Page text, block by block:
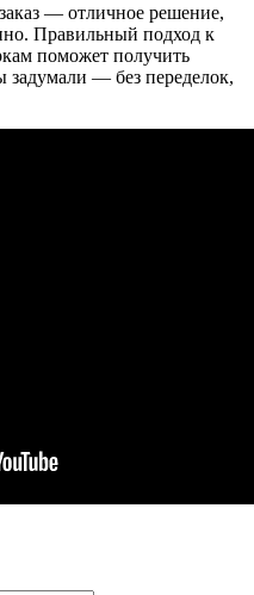
— отличное решение,
Правильный подход к
поможет получить
задумали — без переделок,